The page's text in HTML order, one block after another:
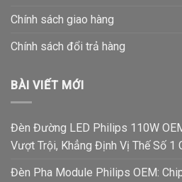
Chính sách giao hàng
Chính sách đổi trả hàng
BÀI VIẾT MỚI
Đèn Đường LED Philips 110W
Vượt Trội, Khẳng Định Vị Thế Số 1
Đèn Pha Module Philips OEM: